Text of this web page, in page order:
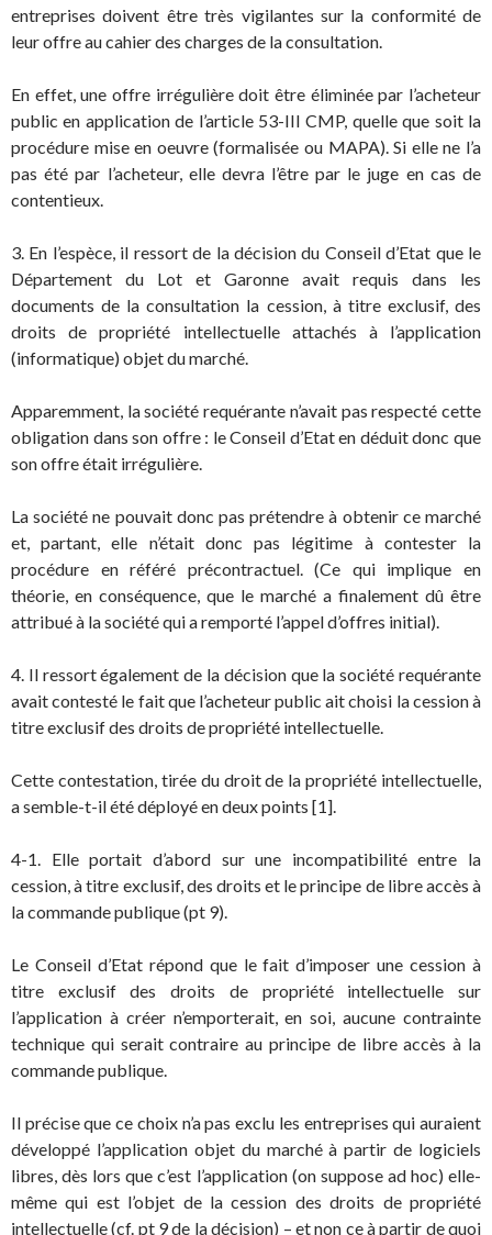
entreprises doivent être très vigilantes sur la conformité de
leur offre au cahier des charges de la consultation.
En effet, une offre irrégulière doit être éliminée par l’acheteur
public en application de l’article 53-III CMP, quelle que soit la
procédure mise en oeuvre (formalisée ou MAPA). Si elle ne l’a
pas été par l’acheteur, elle devra l’être par le juge en cas de
contentieux.
3. En l’espèce, il ressort de la décision du Conseil d’Etat que le
Département du Lot et Garonne avait requis dans les
documents de la consultation la cession, à titre exclusif, des
droits de propriété intellectuelle attachés à l’application
(informatique) objet du marché.
Apparemment, la société requérante n’avait pas respecté cette
obligation dans son offre : le Conseil d’Etat en déduit donc que
son offre était irrégulière.
La société ne pouvait donc pas prétendre à obtenir ce marché
et, partant, elle n’était donc pas légitime à contester la
procédure en référé précontractuel. (Ce qui implique en
théorie, en conséquence, que le marché a finalement dû être
attribué à la société qui a remporté l’appel d’offres initial).
4. Il ressort également de la décision que la société requérante
avait contesté le fait que l’acheteur public ait choisi la cession à
titre exclusif des droits de propriété intellectuelle.
Cette contestation, tirée du droit de la propriété intellectuelle,
a semble-t-il été déployé en deux points [1].
4-1. Elle portait d’abord sur une incompatibilité entre la
cession, à titre exclusif, des droits et le principe de libre accès à
la commande publique (pt 9).
Le Conseil d’Etat répond que le fait d’imposer une cession à
titre exclusif des droits de propriété intellectuelle sur
l’application à créer n’emporterait, en soi, aucune contrainte
technique qui serait contraire au principe de libre accès à la
commande publique.
Il précise que ce choix n’a pas exclu les entreprises qui auraient
développé l’application objet du marché à partir de logiciels
libres, dès lors que c’est l’application (on suppose ad hoc) elle-
même qui est l’objet de la cession des droits de propriété
intellectuelle (cf. pt 9 de la décision) – et non ce à partir de quoi